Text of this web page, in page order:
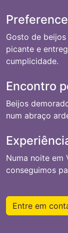
Gosto de
picante e
cumplicidade.
Encontro
Beijos
num abraço
Numa noite em
conseguimos
Entre em